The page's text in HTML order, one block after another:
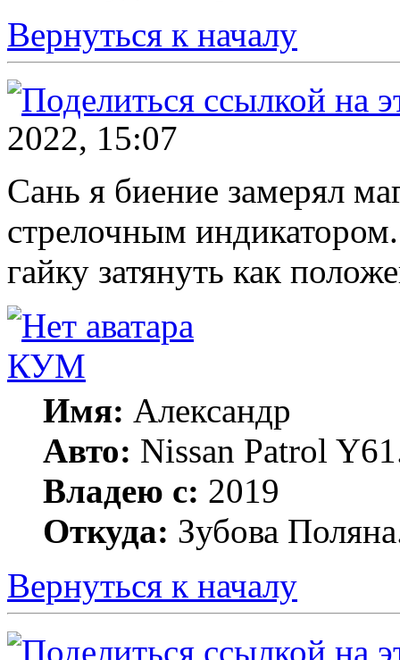
Вернуться к началу
2022, 15:07
Сань я биение замерял
стрелочным
гайку затянуть как
КУМ
Имя: Александр
Авто: Nissan Patrol
Владею с: 2019
Откуда: Зубова
Вернуться к началу